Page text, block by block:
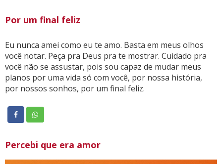
Por um final feliz
Eu nunca amei como eu te amo. Basta em meus olhos
você notar. Peça pra Deus pra te mostrar. Cuidado pra
você não se assustar, pois sou capaz de mudar meus
planos por uma vida só com você, por nossa história,
por nossos sonhos, por um final feliz.
Percebi que era amor